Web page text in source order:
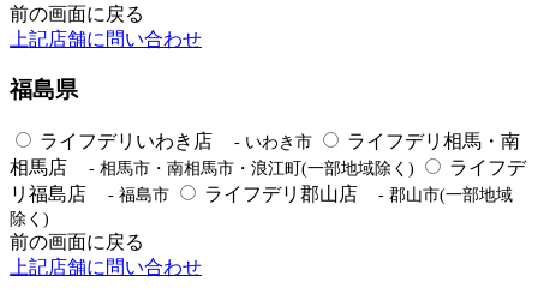
前の画面に戻る
上記店舗に問い合わせ
福島県
ライフデリいわき店 - いわき市
ライフデリ相馬・南
相馬店
- 相馬市・南相馬市・浪江町(一部地域除く)
ライフデ
リ福島店
- 福島市 ライフデリ郡山店
- 郡山市(一部地域
除く)
前の画面に戻る
上記店舗に問い合わせ